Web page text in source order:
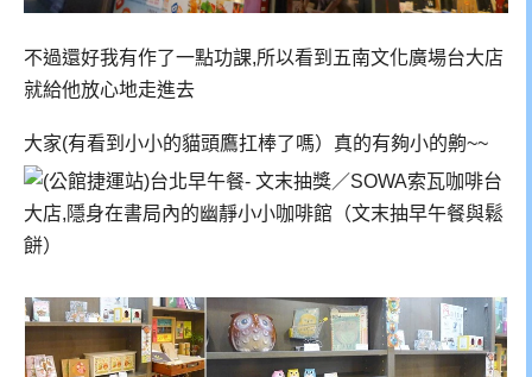
不過還好我有作了一點功課,所以看到五南文化廣場台大店
就給他放心地走進去
大家(有看到小小的貓頭鷹扛棒了嗎）真的有夠小的齁~~